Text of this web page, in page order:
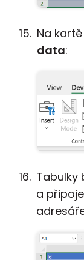
Na kartě
data:
Tabulky
a